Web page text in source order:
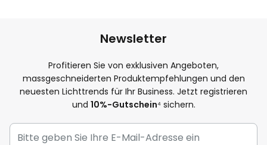
Newsletter
Profitieren Sie von exklusiven Angeboten,
massgeschneiderten Produktempfehlungen und den
neuesten Lichttrends für Ihr Business. Jetzt registrieren
und 10%-Gutschein⁴ sichern.